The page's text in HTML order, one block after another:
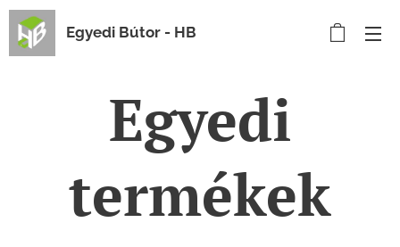
Egyedi Bútor - HB
Egyedi
termékek